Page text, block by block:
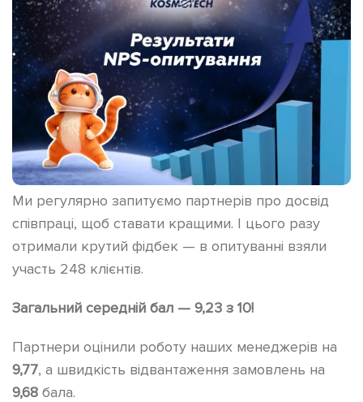
Ми регулярно запитуємо партнерів про досвід
співпраці, щоб ставати кращими. І цього разу
отримали крутий фідбек — в опитуванні взяли
участь 248 клієнтів.
Загальний середній бал — 9,23 з 10!
Партнери оцінили роботу наших менеджерів на
9,77, а швидкість відвантаження замовлень на
9,68 бала.